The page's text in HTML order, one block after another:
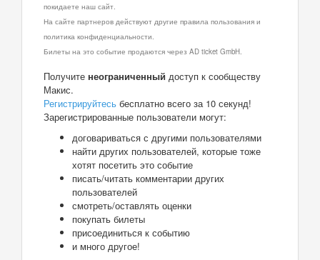
покидаете наш сайт.
На сайте партнеров действуют другие правила пользования и
политика конфиденциальности.
Билеты на это событие продаются через AD ticket GmbH.
Получите неограниченный доступ к сообществу
Макис.
Регистрируйтесь бесплатно всего за 10 секунд!
Зарегистрированные пользователи могут:
договариваться с другими пользователями
найти других пользователей, которые тоже
хотят посетить это событие
писать/читать комментарии других
пользователей
смотреть/оставлять оценки
покупать билеты
присоединиться к событию
и много другое!